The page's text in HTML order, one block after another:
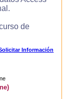
de
Información